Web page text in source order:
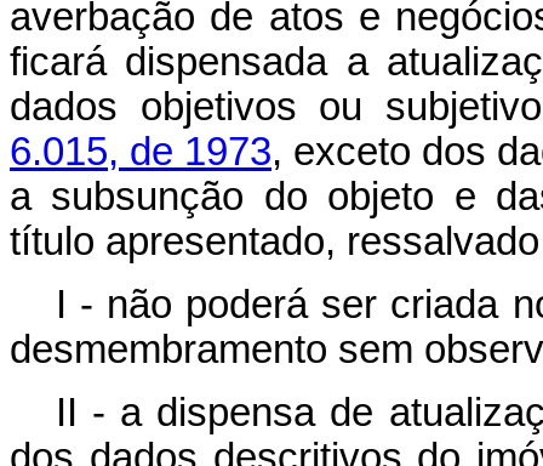
averbação de atos e
ficará dispensada a
dados objetivos ou
6.015, de 1973, exceto dos
a subsunção do objeto e
título apresentado,
I - não poderá ser criada
desmembramento sem
II - a dispensa de